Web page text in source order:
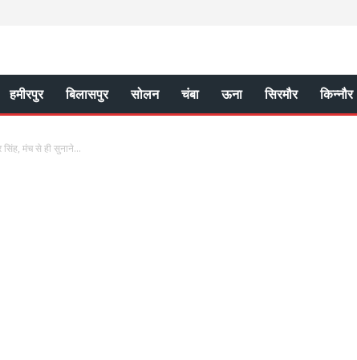
हमीरपुर बिलासपुर सोलन चंबा ऊना सिरमौर किन्नौर
सिंह, मंच से ही सुनाने...